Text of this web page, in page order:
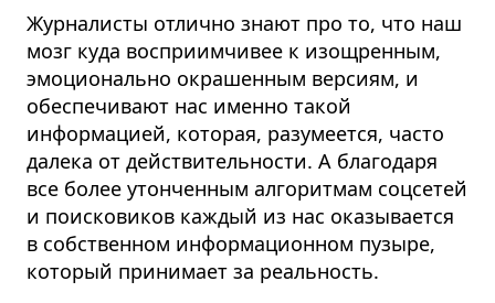
Журналисты отлично знают про то, что наш
мозг куда восприимчивее к изощренным,
эмоционально окрашенным версиям, и
обеспечивают нас именно такой
информацией, которая, разумеется, часто
далека от действительности. А благодаря
все более утонченным алгоритмам соцсетей
и поисковиков каждый из нас оказывается
в собственном информационном пузыре,
который принимает за реальность.